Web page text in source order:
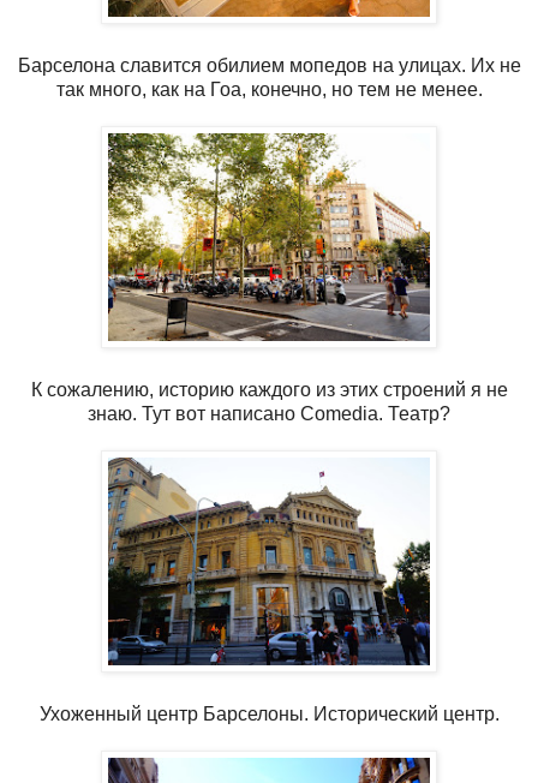
Барселона славится обилием мопедов на улицах. Их не
так много, как на Гоа, конечно, но тем не менее.
К сожалению, историю каждого из этих строений я не
знаю. Тут вот написано Comedia. Театр?
Ухоженный центр Барселоны. Исторический центр.